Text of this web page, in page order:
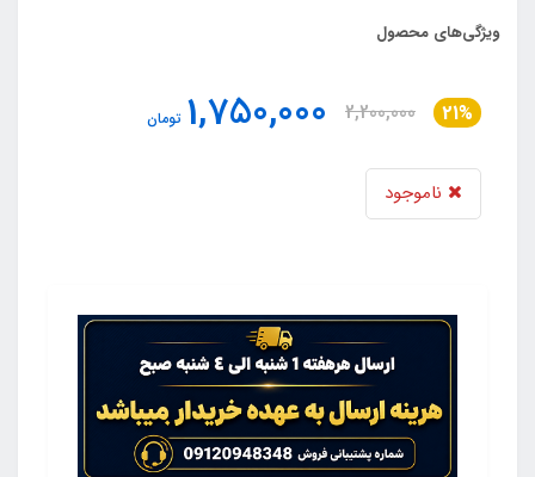
ویژگی‌های محصول
21%
2,200,000
1,750,000 تومان
ناموجود